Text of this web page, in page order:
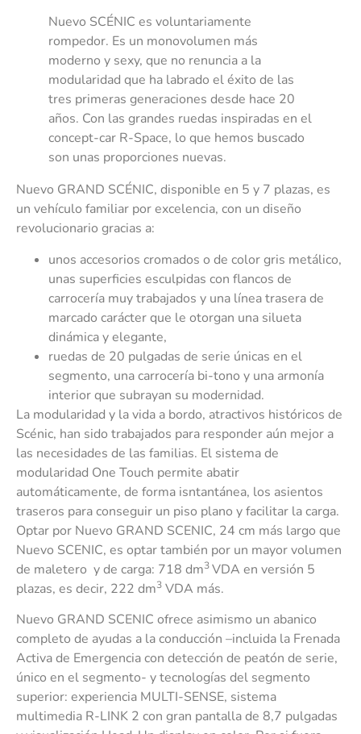
Nuevo SCÉNIC es voluntariamente
rompedor. Es un monovolumen más
moderno y sexy, que no renuncia a la
modularidad que ha labrado el éxito de las
tres primeras generaciones desde hace 20
años. Con las grandes ruedas inspiradas en el
concept-car R-Space, lo que hemos buscado
son unas proporciones nuevas.
Nuevo GRAND SCÉNIC, disponible en 5 y 7 plazas, es
un vehículo familiar por excelencia, con un diseño
revolucionario gracias a:
unos accesorios cromados o de color gris metálico,
unas superficies esculpidas con flancos de
carrocería muy trabajados y una línea trasera de
marcado carácter que le otorgan una silueta
dinámica y elegante,
ruedas de 20 pulgadas de serie únicas en el
segmento, una carrocería bi-tono y una armonía
interior que subrayan su modernidad.
La modularidad y la vida a bordo, atractivos históricos de
Scénic, han sido trabajados para responder aún mejor a
las necesidades de las familias. El sistema de
modularidad One Touch permite abatir
automáticamente, de forma isntantánea, los asientos
traseros para conseguir un piso plano y facilitar la carga.
Optar por Nuevo GRAND SCENIC, 24 cm más largo que
Nuevo SCENIC, es optar también por un mayor volumen
de maletero y de carga: 718 dm3VDA en versión 5
plazas, es decir, 222 dm3 VDA más.
Nuevo GRAND SCENIC ofrece asimismo un abanico
completo de ayudas a la conducción –incluida la Frenada
Activa de Emergencia con detección de peatón de serie,
único en el segmento- y tecnologías del segmento
superior: experiencia MULTI-SENSE, sistema
multimedia R-LINK 2 con gran pantalla de 8,7 pulgadas